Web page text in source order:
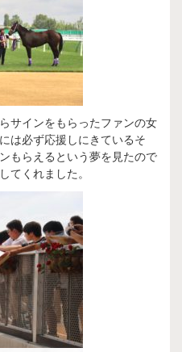
サインをもらったファンの女
は必ず応援しにきているそ
もらえるという夢を見たので
てくれました。